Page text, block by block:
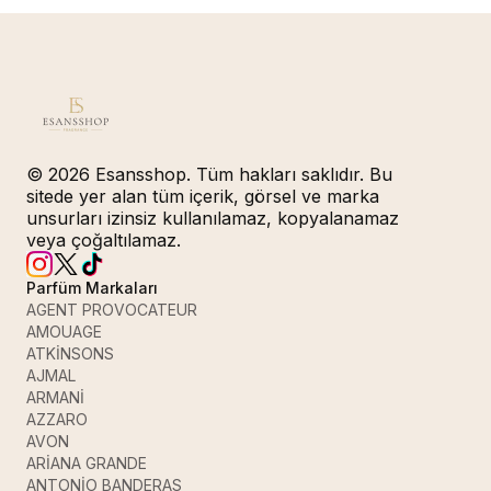
© 2026 Esansshop. Tüm hakları saklıdır. Bu
sitede yer alan tüm içerik, görsel ve marka
unsurları izinsiz kullanılamaz, kopyalanamaz
veya çoğaltılamaz.
Parfüm Markaları
AGENT PROVOCATEUR
AMOUAGE
ATKİNSONS
AJMAL
ARMANİ
AZZARO
AVON
ARİANA GRANDE
ANTONİO BANDERAS